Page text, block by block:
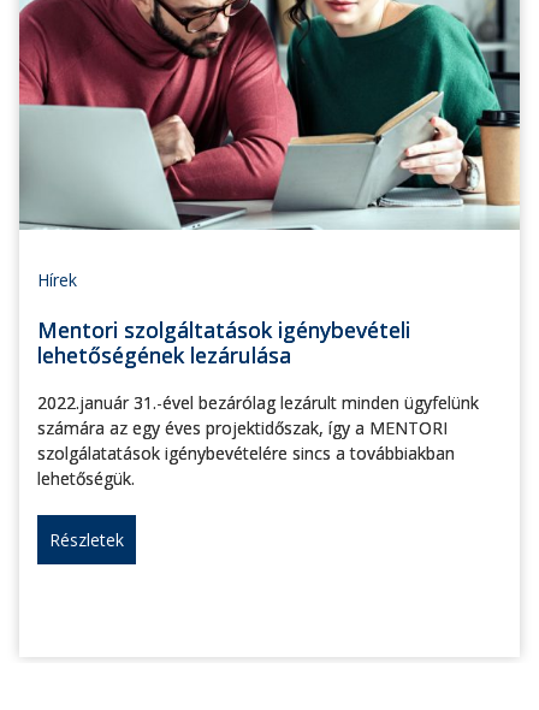
Hírek
Mentori szolgáltatások igénybevételi
lehetőségének lezárulása
2022.január 31.-ével bezárólag lezárult minden ügyfelünk
számára az egy éves projektidőszak, így a MENTORI
szolgálatatások igénybevételére sincs a továbbiakban
lehetőségük.
Részletek